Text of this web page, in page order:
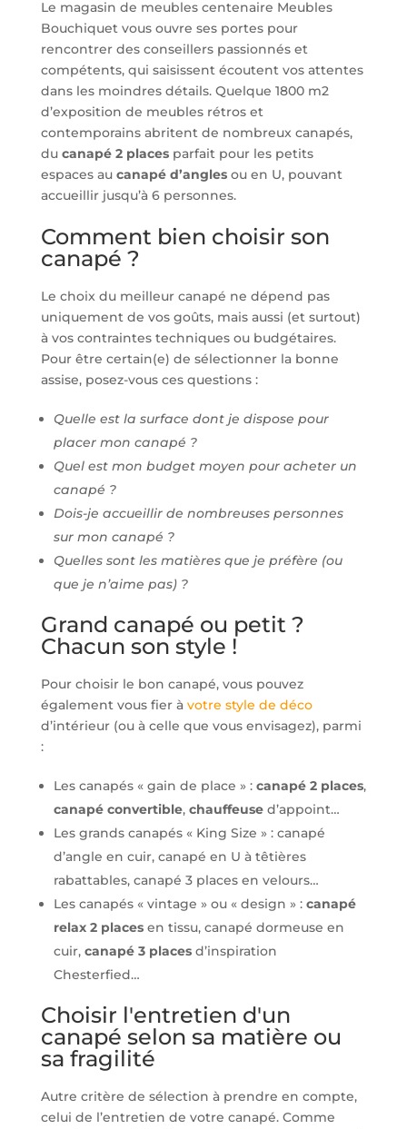
Le magasin de meubles centenaire Meubles
Bouchiquet vous ouvre ses portes pour
rencontrer des conseillers passionnés et
compétents, qui saisissent écoutent vos attentes
dans les moindres détails. Quelque 1800 m2
d’exposition de meubles rétros et
contemporains abritent de nombreux canapés,
du canapé 2 placesparfait pour les petits
espaces au canapé d’anglesou en U, pouvant
accueillir jusqu’à 6 personnes.
Comment bien choisir son
canapé ?
Le choix du meilleur canapé ne dépend pas
uniquement de vos goûts, mais aussi (et surtout)
à vos contraintes techniques ou budgétaires.
Pour être certain(e) de sélectionner la bonne
assise, posez-vous ces questions :
Quelle est la surface dont je dispose pour
placer mon canapé ?
Quel est mon budget moyen pour acheter un
canapé ?
Dois-je accueillir de nombreuses personnes
sur mon canapé ?
Quelles sont les matières que je préfère (ou
que je n’aime pas) ?
Grand canapé ou petit ?
Chacun son style !
Pour choisir le bon canapé, vous pouvez
également vous fier à votre style de déco
d’intérieur (ou à celle que vous envisagez), parmi
:
Les canapés « gain de place » : canapé 2 places,
canapé convertible, chauffeused’appoint…
Les grands canapés « King Size » : canapé
d’angle en cuir, canapé en U à têtières
rabattables, canapé 3 places en velours…
Les canapés « vintage » ou « design » : canapé
relax 2 placesen tissu, canapé dormeuse en
cuir, canapé 3 places d’inspiration
Chesterfied…
Choisir l'entretien d'un
canapé selon sa matière ou
sa fragilité
Autre critère de sélection à prendre en compte,
celui de l’entretien de votre canapé. Comme